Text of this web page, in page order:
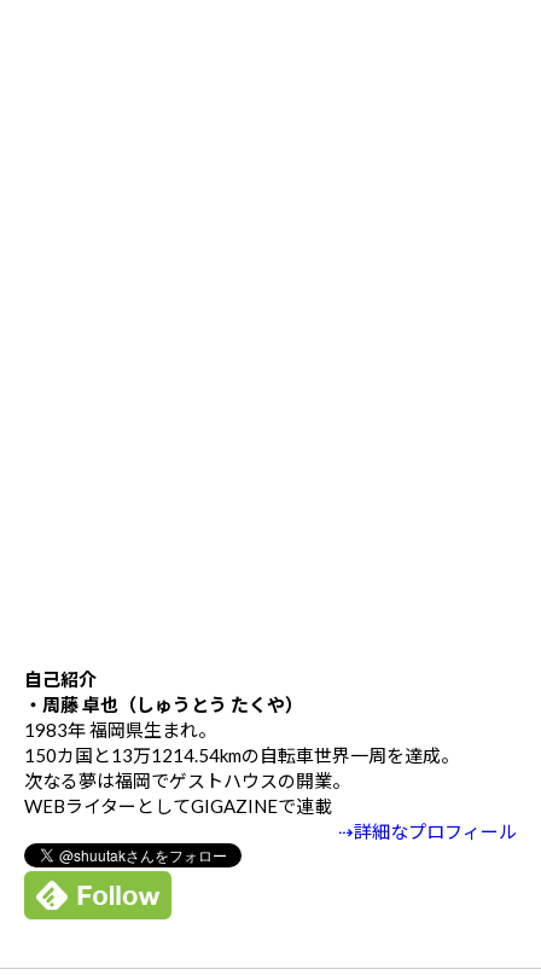
自己紹介
・周藤 卓也（しゅうとう たくや）
1983年 福岡県生まれ。
150カ国と13万1214.54kmの自転車世界一周を達成。
次なる夢は福岡でゲストハウスの開業。
WEBライターとしてGIGAZINEで連載
⇢詳細なプロフィール